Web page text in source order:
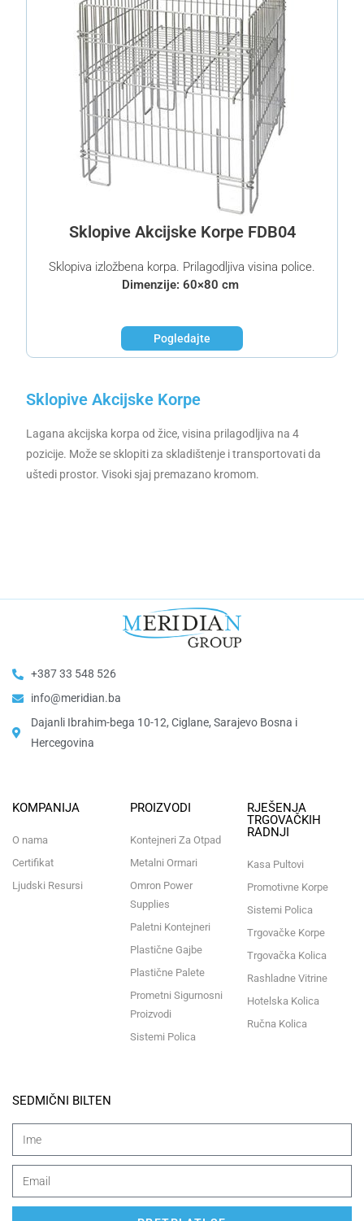
Sklopive Akcijske Korpe FDB04
Sklopiva izložbena korpa. Prilagodljiva visina police.
Dimenzije: 60×80 cm
Pogledajte
Sklopive Akcijske Korpe
Lagana akcijska korpa od žice, visina prilagodljiva na 4
pozicije. Može se sklopiti za skladištenje i transportovati da
uštedi prostor. Visoki sjaj premazano kromom.
+387 33 548 526
info@meridian.ba
Dajanli Ibrahim-bega 10-12, Ciglane, Sarajevo Bosna i
Hercegovina​
KOMPANIJA
O nama
Certifikat
Ljudski Resursi
PROIZVODI
Kontejneri Za Otpad
Metalni Ormari
Omron Power
Supplies
Paletni Kontejneri
Plastične Gajbe
Plastične Palete
Prometni Sigurnosni
Proizvodi
Sistemi Polica
RJEŠENJA
TRGOVAČKIH
RADNJI
Kasa Pultovi
Promotivne Korpe
Sistemi Polica
Trgovačke Korpe
Trgovačka Kolica
Rashladne Vitrine
Hotelska Kolica
Ručna Kolica
SEDMIČNI BILTEN